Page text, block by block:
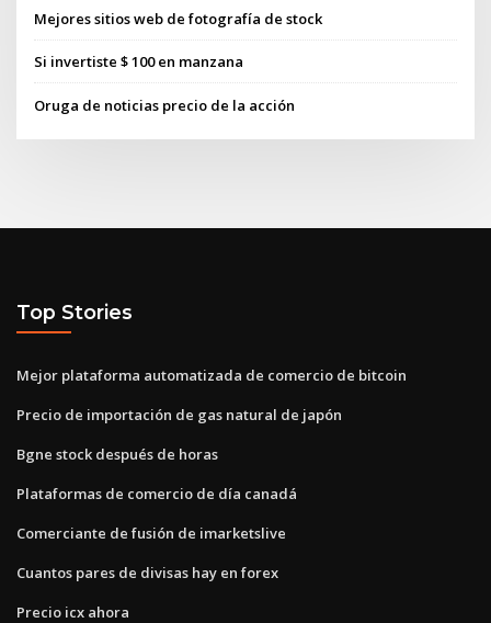
Mejores sitios web de fotografía de stock
Si invertiste $ 100 en manzana
Oruga de noticias precio de la acción
Top Stories
Mejor plataforma automatizada de comercio de bitcoin
Precio de importación de gas natural de japón
Bgne stock después de horas
Plataformas de comercio de día canadá
Comerciante de fusión de imarketslive
Cuantos pares de divisas hay en forex
Precio icx ahora